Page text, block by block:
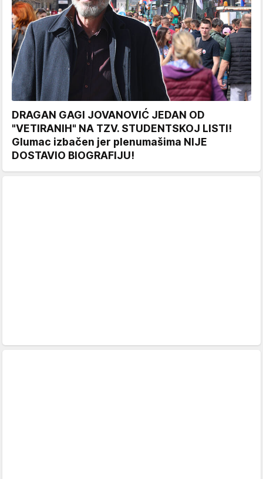
DRAGAN GAGI JOVANOVIĆ JEDAN OD
"VETIRANIH" NA TZV. STUDENTSKOJ LISTI!
Glumac izbačen jer plenumašima NIJE
DOSTAVIO BIOGRAFIJU!